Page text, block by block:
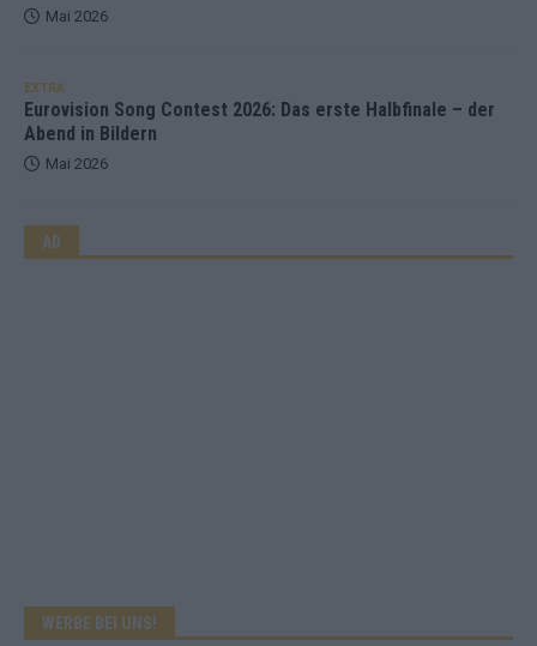
Mai 2026
EXTRA
Eurovision Song Contest 2026: Das erste Halbfinale – der
Abend in Bildern
Mai 2026
AD
WERBE BEI UNS!